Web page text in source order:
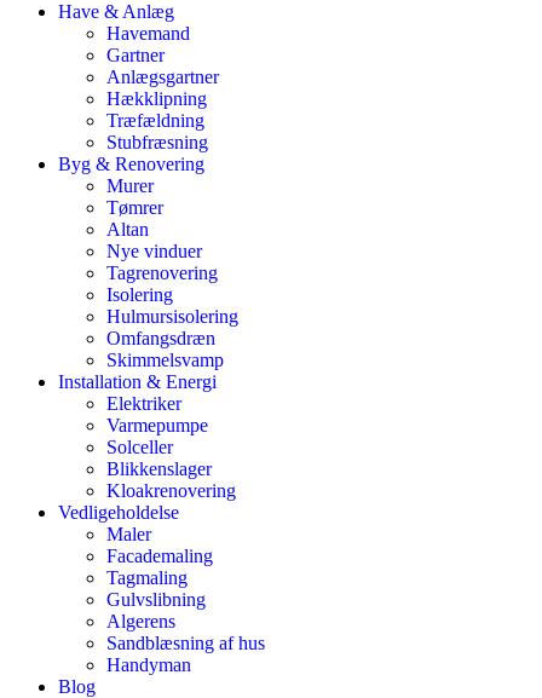
Have & Anlæg
Havemand
Gartner
Anlægsgartner
Hækklipning
Træfældning
Stubfræsning
Byg & Renovering
Murer
Tømrer
Altan
Nye vinduer
Tagrenovering
Isolering
Hulmursisolering
Omfangsdræn
Skimmelsvamp
Installation & Energi
Elektriker
Varmepumpe
Solceller
Blikkenslager
Kloakrenovering
Vedligeholdelse
Maler
Facademaling
Tagmaling
Gulvslibning
Algerens
Sandblæsning af hus
Handyman
Blog